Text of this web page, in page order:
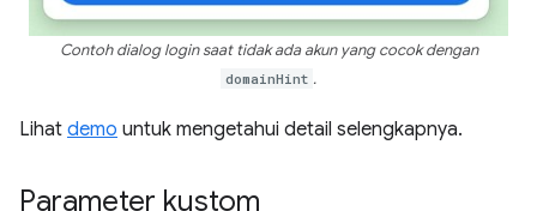
Contoh dialog login saat tidak ada akun yang cocok dengan
domainHint .
Lihat demo untuk mengetahui detail selengkapnya.
Parameter kustom